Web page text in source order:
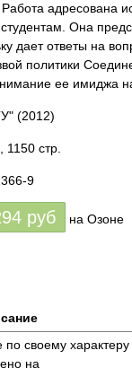
адресована
Она
дает ответы на
политики
ее имиджа
(2012)
стр.
9
руб на Озоне
своему характеру
на